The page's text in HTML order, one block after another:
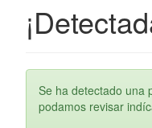
Se ha detectado una
podamos revisar